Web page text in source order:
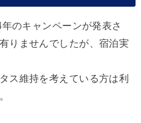
のキャンペーンが発表さ
りませんでしたが、宿泊実
ス維持を考えている方は利